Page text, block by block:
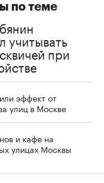
по теме
учитывать
при
эффект от
улиц в Москве
и кафе на
улицах Москвы